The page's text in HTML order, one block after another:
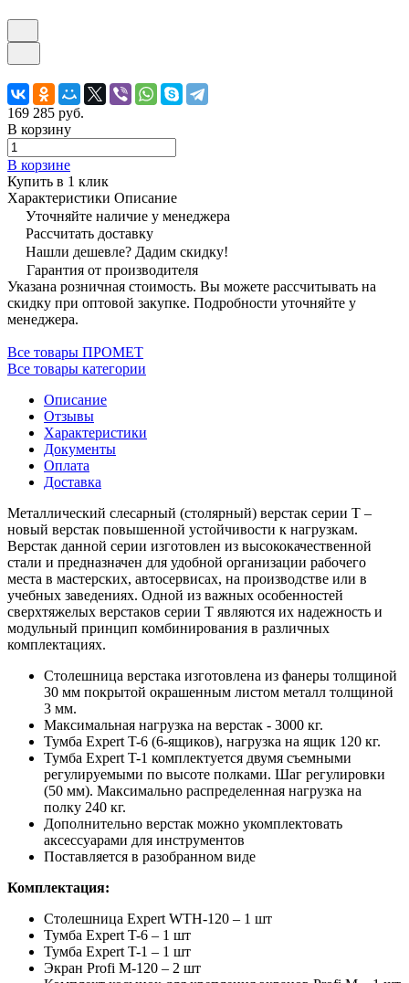
169 285 руб.
В корзину
В корзине
Купить в 1 клик
Характеристики Описание
Уточняйте наличие у менеджера
Рассчитать доставку
Нашли дешевле? Дадим скидку!
Гарантия от производителя
Указана розничная стоимость. Вы можете рассчитывать на
скидку при оптовой закупке. Подробности уточняйте у
менеджера.
Все товары ПРОМЕТ
Все товары категории
Описание
Отзывы
Характеристики
Документы
Оплата
Доставка
Металлический слесарный (столярный) верстак серии T –
новый верстак повышенной устойчивости к нагрузкам.
Верстак данной серии изготовлен из высококачественной
стали и предназначен для удобной организации рабочего
места в мастерских, автосервисах, на производстве или в
учебных заведениях. Одной из важных особенностей
сверхтяжелых верстаков серии T являются их надежность и
модульный принцип комбинирования в различных
комплектациях.
Столешница верстака изготовлена из фанеры толщиной
30 мм покрытой окрашенным листом металл толщиной
3 мм.
Максимальная нагрузка на верстак - 3000 кг.
Тумба Expert T-6 (6-ящиков), нагрузка на ящик 120 кг.
Тумба Expert T-1 комплектуется двумя съемными
регулируемыми по высоте полками. Шаг регулировки
(50 мм). Максимально распределенная нагрузка на
полку 240 кг.
Дополнительно верстак можно укомплектовать
аксессуарами для инструментов
Поставляется в разобранном виде
Комплектация:
Столешница Expert WTH-120 – 1 шт
Тумба Expert T-6 – 1 шт
Тумба Expert T-1 – 1 шт
Экран Profi M-120 – 2 шт